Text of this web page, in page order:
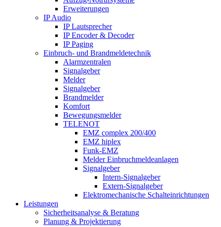
Erweiterungen
IP Audio
IP Lautsprecher
IP Encoder & Decoder
IP Paging
Einbruch- und Brandmeldetechnik
Alarmzentralen
Signalgeber
Melder
Signalgeber
Brandmelder
Komfort
Bewegungsmelder
TELENOT
EMZ complex 200/400
EMZ hiplex
Funk-EMZ
Melder Einbruchmeldeanlagen
Signalgeber
Intern-Signalgeber
Extern-Signalgeber
Elektromechanische Schalteinrichtungen
Leistungen
Sicherheitsanalyse & Beratung
Planung & Projektierung​